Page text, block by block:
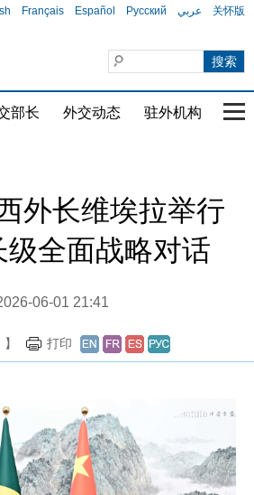
Français Español Русский عربي 关怀版
部长 外交动态 驻外机构 国
外长维埃拉举行
级全面战略对话
06-01 21:41
】 打印